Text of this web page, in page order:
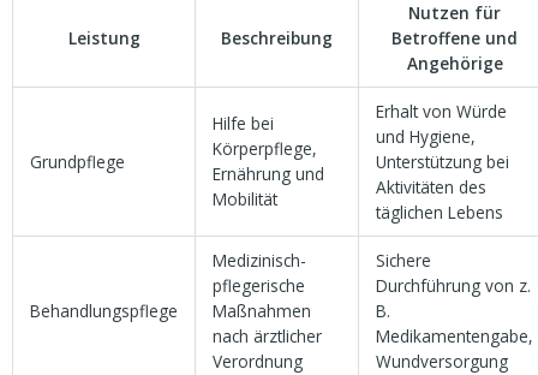
Leistung Beschreibung
Nutzen für
Betroffene und
Angehörige
Grundpflege
Hilfe bei
Körperpflege,
Ernährung und
Mobilität
Erhalt von Würde
und Hygiene,
Unterstützung bei
Aktivitäten des
täglichen Lebens
Behandlungspflege
Medizinisch-
pflegerische
Maßnahmen
nach ärztlicher
Verordnung
Sichere
Durchführung von z.
B.
Medikamentengabe,
Wundversorgung